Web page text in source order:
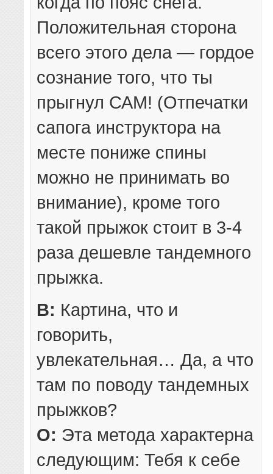
Положительная сторона
всего этого дела — гордое
сознание того, что ты
прыгнул САМ! (Отпечатки
сапога инструктора на
месте пониже спины
можно не принимать во
внимание), кроме того
такой прыжок стоит в 3-4
раза дешевле тандемного
прыжка.
В: Картина, что и
говорить,
увлекательная… Да, а что
там по поводу тандемных
прыжков?
О: Эта метода характерна
следующим: Тебя к себе